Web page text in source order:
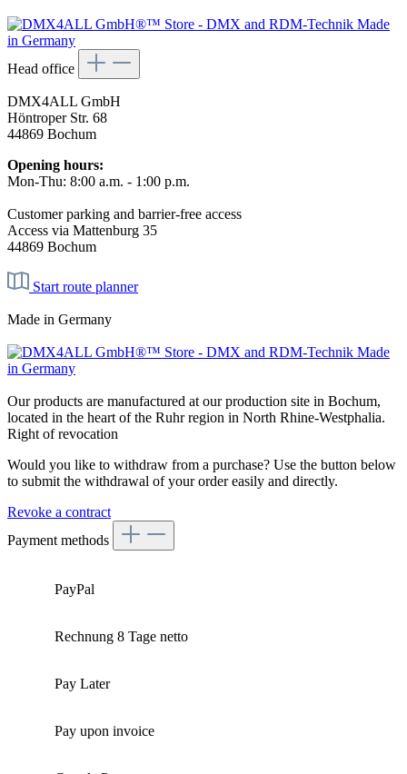
Head office
DMX4ALL GmbH
Höntroper Str. 68
44869 Bochum
Opening hours:
Mon-Thu: 8:00 a.m. - 1:00 p.m.
Customer parking and barrier-free access
Access via Mattenburg 35
44869 Bochum
Start route planner
Made in Germany
Our products are manufactured at our production site in Bochum,
located in the heart of the Ruhr region in North Rhine-Westphalia.
Right of revocation
Would you like to withdraw from a purchase? Use the button below
to submit the withdrawal of your order easily and directly.
Revoke a contract
Payment methods
PayPal
Rechnung 8 Tage netto
Pay Later
Pay upon invoice